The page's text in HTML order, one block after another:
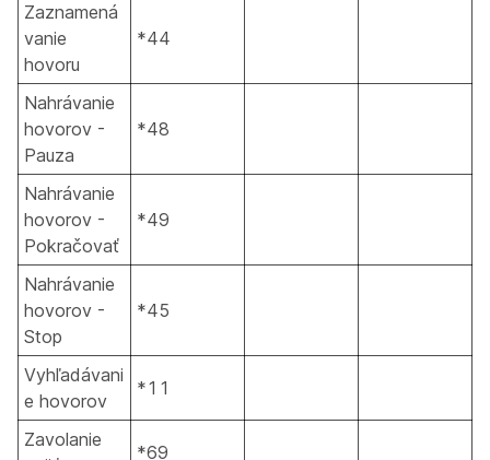
Zaznamená
vanie
hovoru
*44
Nahrávanie
hovorov -
Pauza
*48
Nahrávanie
hovorov -
Pokračovať
*49
Nahrávanie
hovorov -
Stop
*45
Vyhľadávani
e hovorov
*11
Zavolanie
*69